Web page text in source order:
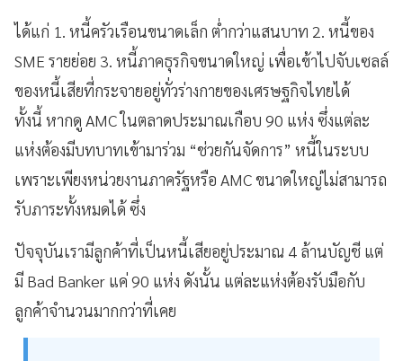
ได้แก่ 1. หนี้ครัวเรือนขนาดเล็ก ต่ำกว่าแสนบาท 2. หนี้ของ
SME รายย่อย 3. หนี้ภาคธุรกิจขนาดใหญ่ เพื่อเข้าไปจับเซลล์
ของหนี้เสียที่กระจายอยู่ทั่วร่างกายของเศรษฐกิจไทยได้
ทั้งนี้ หากดู AMC ในตลาดประมาณเกือบ 90 แห่ง ซึ่งแต่ละ
แห่งต้องมีบทบาทเข้ามาร่วม “ช่วยกันจัดการ” หนี้ในระบบ
เพราะเพียงหน่วยงานภาครัฐหรือ AMC ขนาดใหญ่ไม่สามารถ
รับภาระทั้งหมดได้ ซึ่ง
ปัจจุบันเรามีลูกค้าที่เป็นหนี้เสียอยู่ประมาณ 4 ล้านบัญชี แต่
มี Bad Banker แค่ 90 แห่ง ดังนั้น แต่ละแห่งต้องรับมือกับ
ลูกค้าจำนวนมากกว่าที่เคย